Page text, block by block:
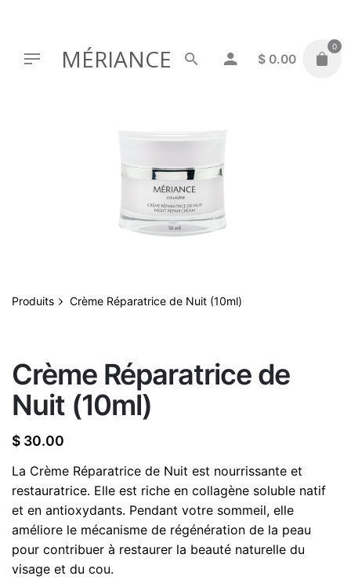
MÉRIANCE $ 0.00
0
Produits Crème Réparatrice de Nuit (10ml)
Crème Réparatrice de
Nuit (10ml)
$ 30.00
La Crème Réparatrice de Nuit est nourrissante et
restauratrice. Elle est riche en collagène soluble natif
et en antioxydants. Pendant votre sommeil, elle
améliore le mécanisme de régénération de la peau
pour contribuer à restaurer la beauté naturelle du
visage et du cou.